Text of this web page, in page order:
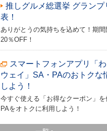
推しグルメ総選挙 グランプ
表！
ありがとうの気持ちを込めて！期間
20％OFF！
スマートフォンアプリ「
ウェイ」SA・PAのおトクな
しよう！
今すぐ使える「お得なクーポン」を
PAをオトクに利用しよう！